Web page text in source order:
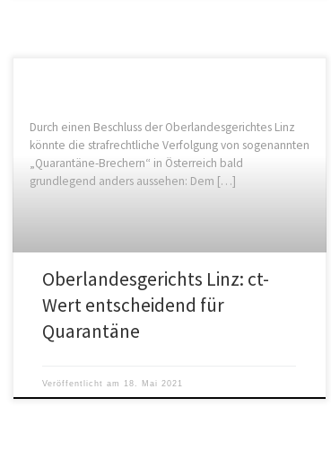
Durch einen Beschluss der Oberlandesgerichtes Linz
könnte die strafrechtliche Verfolgung von sogenannten
„Quarantäne-Brechern“ in Österreich bald
grundlegend anders aussehen: Dem […]
Oberlandesgerichts Linz: ct-
Wert entscheidend für
Quarantäne
Veröffentlicht am 18. Mai 2021